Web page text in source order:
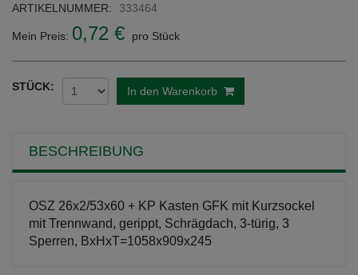
ARTIKELNUMMER: 333464
Mein Preis: 0,72 € pro Stück
STÜCK: In den Warenkorb
BESCHREIBUNG
OSZ 26x2/53x60 + KP Kasten GFK mit Kurzsockel
mit Trennwand, gerippt, Schrägdach, 3-türig, 3
Sperren, BxHxT=1058x909x245